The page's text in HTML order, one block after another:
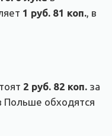
1 руб. 81 коп., в
2 руб. 82 коп. за
Польше обходятся